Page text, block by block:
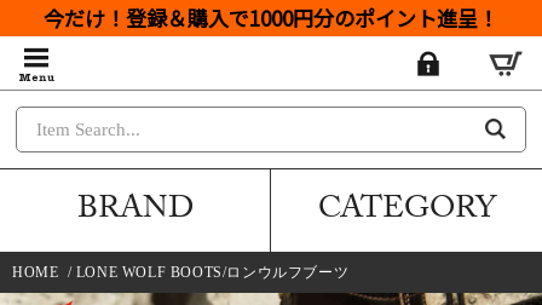
今だけ！登録＆購入で1000円分のポイント進呈！
BRAND CATEGORY
HOME / LONE WOLF BOOTS/ロンウルフブーツ